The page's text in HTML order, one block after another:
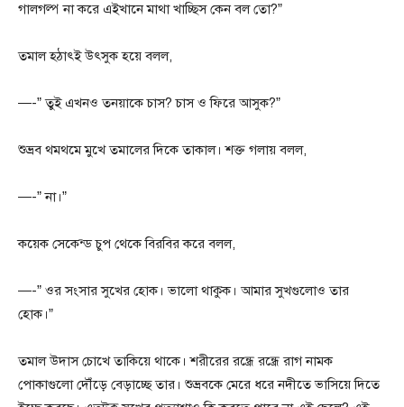
গালগল্প না করে এইখানে মাথা খাচ্ছিস কেন বল তো?”
তমাল হঠাৎই উৎসুক হয়ে বলল,
—-” তুই এখনও তনয়াকে চাস? চাস ও ফিরে আসুক?”
শুভ্রব থমথমে মুখে তমালের দিকে তাকাল। শক্ত গলায় বলল,
—-” না।”
কয়েক সেকেন্ড চুপ থেকে বিরবির করে বলল,
—-” ওর সংসার সুখের হোক। ভালো থাকুক। আমার সুখগুলোও তার
হোক।”
তমাল উদাস চোখে তাকিয়ে থাকে। শরীরের রন্ধ্রে রন্ধ্রে রাগ নামক
পোকাগুলো দৌঁড়ে বেড়াচ্ছে তার। শুভ্রবকে মেরে ধরে নদীতে ভাসিয়ে দিতে